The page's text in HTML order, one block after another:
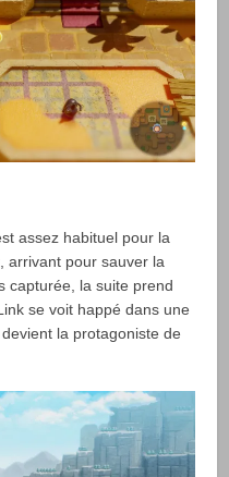
assez habituel pour la
arrivant pour sauver la
capturée, la suite prend
se voit happé dans une
la protagoniste de